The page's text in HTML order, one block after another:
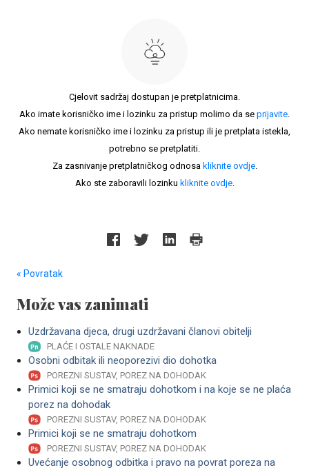
Cjelovit sadržaj dostupan je pretplatnicima.
Ako imate korisničko ime i lozinku za pristup molimo da se prijavite.
Ako nemate korisničko ime i lozinku za pristup ili je pretplata istekla,
potrebno se pretplatiti.
Za zasnivanje pretplatničkog odnosa kliknite ovdje.
Ako ste zaboravili lozinku kliknite ovdje.
« Povratak
Može vas zanimati
Uzdržavana djeca, drugi uzdržavani članovi obitelji
PLAĆE I OSTALE NAKNADE
Osobni odbitak ili neoporezivi dio dohotka
POREZNI SUSTAV, POREZ NA DOHODAK
Primici koji se ne smatraju dohotkom i na koje se ne plaća
porez na dohodak
POREZNI SUSTAV, POREZ NA DOHODAK
Primici koji se ne smatraju dohotkom
POREZNI SUSTAV, POREZ NA DOHODAK
Uvećanje osobnog odbitka i pravo na povrat poreza na